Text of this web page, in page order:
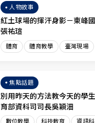
人物故事
紅土球場的揮汗身影－東峰
張祐瑄
體育 體育教學 臺灣現場
焦點話題
別用昨天的方法教今天的
育部資科司司長吳穎沺
數位教學 科技教育 資訊